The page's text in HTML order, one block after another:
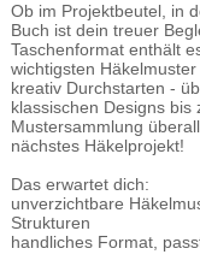
Ob im Projektbeutel, in
Buch ist dein treuer
Taschenformat enthält
wichtigsten
kreativ Durchstarten -
klassischen Designs
Mustersammlung
nächstes Häkelprojekt!
Das erwartet dich:
unverzichtbare
Strukturen
handliches Format,